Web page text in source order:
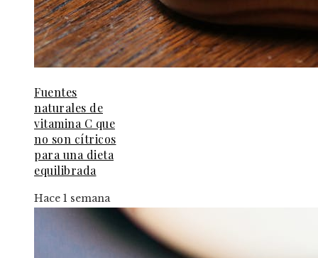
Fuentes
naturales de
vitamina C que
no son cítricos
para una dieta
equilibrada
Hace 1 semana